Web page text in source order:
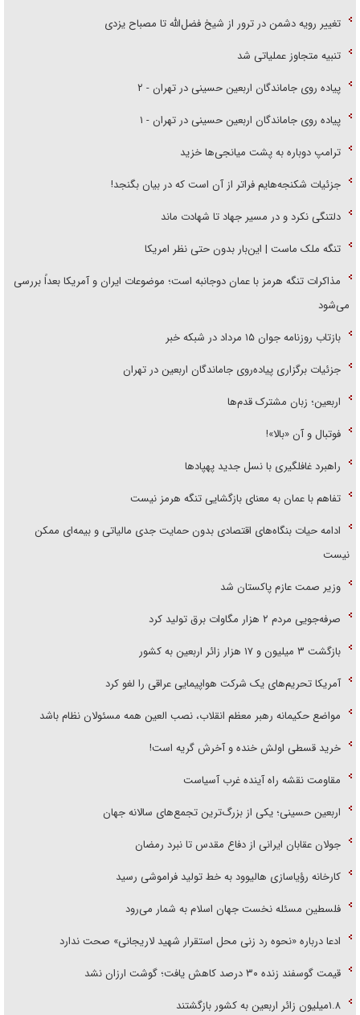
تغییر رویه دشمن در ترور از شیخ فضل‌الله تا مصباح یزدی
تنبیه متجاوز عملیاتی شد
پیاده روی جاماندگان اربعین حسینی در تهران - ۲
پیاده روی جاماندگان اربعین حسینی در تهران - ۱
ترامپ دوباره به پشت میانجی‌ها خزید
جزئیات شکنجه‌هایم فراتر از آن است که در بیان بگنجد!
دلتنگی نکرد و در مسیر جهاد تا شهادت ماند
تنگه ملک ماست | این‌بار بدون حتی نظر امریکا
مذاکرات تنگه هرمز با عمان دوجانبه است؛ موضوعات ایران و آمریکا بعداً بررسی
می‌شود
بازتاب روزنامه جوان ۱۵ مرداد در شبکه خبر
جزئیات برگزاری پیاده‌روی جاماندگان اربعین در تهران
اربعین؛ زبان مشترک قدم‌ها
فوتبال و آن «بالا»!
راهبرد غافلگیری با نسل جدید پهپاد‌ها
تفاهم با عمان به معنای بازگشایی تنگه هرمز نیست
ادامه حیات بنگاه‌های اقتصادی بدون حمایت جدی مالیاتی و بیمه‌ای ممکن
نیست
وزیر صمت عازم پاکستان شد
صرفه‌جویی مردم ۲ هزار مگاوات برق تولید کرد
بازگشت ۳ میلیون و ۱۷ هزار زائر اربعین به کشور
آمریکا تحریم‌های یک شرکت هواپیمایی عراقی را لغو کرد
مواضع حکیمانه رهبر معظم انقلاب، نصب العین همه مسئولان نظام باشد
خرید قسطی اولش خنده و آخرش گریه است!
مقاومت نقشه راه آینده غرب آسیاست
اربعین حسینی؛ یکی از بزرگ‌ترین تجمع‌های سالانه جهان
جولان عقابان ایرانی از دفاع مقدس تا نبرد رمضان
کارخانه رؤیاسازی هالیوود به خط تولید فراموشی رسید
فلسطین مسئله نخست جهان اسلام به شمار می‌رود
ادعا درباره «نحوه رد زنی محل استقرار شهید لاریجانی» صحت ندارد
قیمت گوسفند زنده ۳۰ درصد کاهش یافت؛ گوشت ارزان نشد
۱.۸میلیون زائر اربعین به کشور بازگشتند